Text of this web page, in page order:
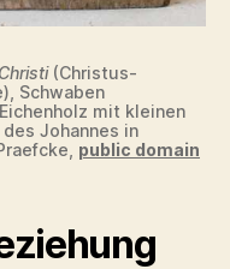
(Christus-
Schwaben
mit kleinen
Johannes in
public domain